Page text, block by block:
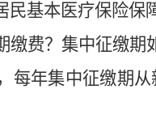
基本医疗保险保
费？集中征缴期
每年集中征缴期